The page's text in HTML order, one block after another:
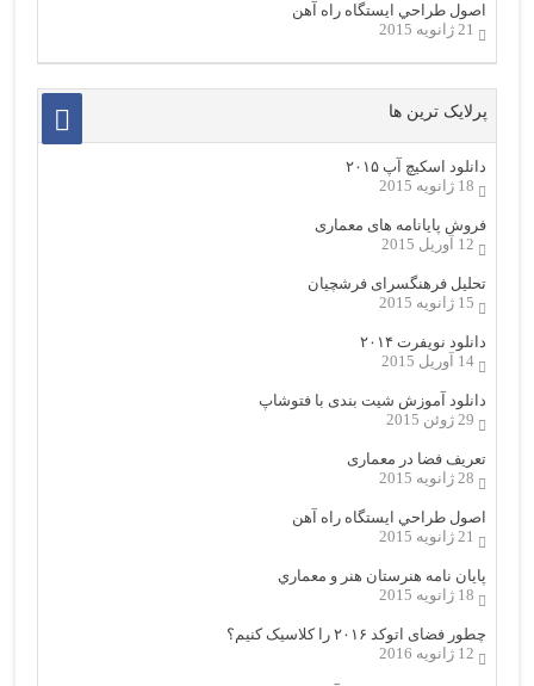
اصول طراحي ایستگاه راه آهن
21 ژانویه 2015
پرلایک ترین ها
دانلود اسکیچ آپ ۲۰۱۵
18 ژانویه 2015
فروش پایانامه های معماری
12 آوریل 2015
تحلیل فرهنگسرای فرشچیان
15 ژانویه 2015
دانلود نویفرت ۲۰۱۴
14 آوریل 2015
دانلود آموزش شیت بندی با فتوشاپ
29 ژوئن 2015
تعریف فضا در معماری
28 ژانویه 2015
اصول طراحي ایستگاه راه آهن
21 ژانویه 2015
پایان نامه هنرستان هنر و معماري
18 ژانویه 2015
چطور فضای اتوکد ۲۰۱۶ را کلاسیک کنیم؟
12 ژانویه 2016